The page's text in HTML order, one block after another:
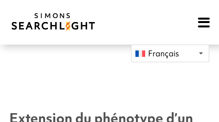
Open
Français
Extension du phénotype d’un